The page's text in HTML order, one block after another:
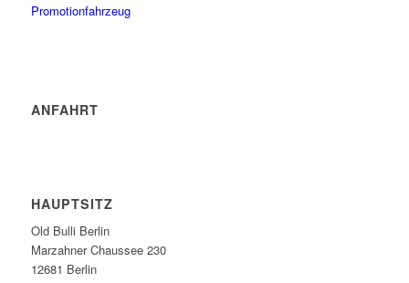
Promotionfahrzeug
ANFAHRT
HAUPTSITZ
Old Bulli Berlin
Marzahner Chaussee 230
12681 Berlin